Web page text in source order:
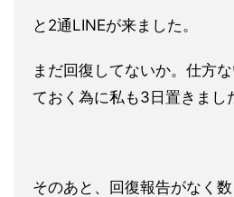
と2通LINEが来ました。
まだ回復してないか。仕方
ておく為に私も3日置きまし
そのあと、回復報告がなく